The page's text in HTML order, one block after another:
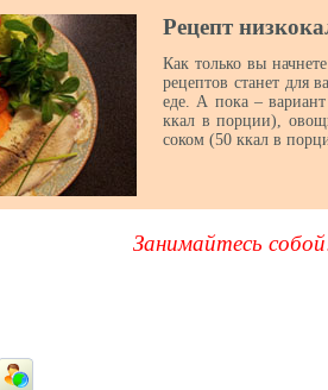
Рецепт
Как только вы
рецептов станет для
еде. А пока –
ккал в порции),
соком (50 ккал в
Занимайтесь